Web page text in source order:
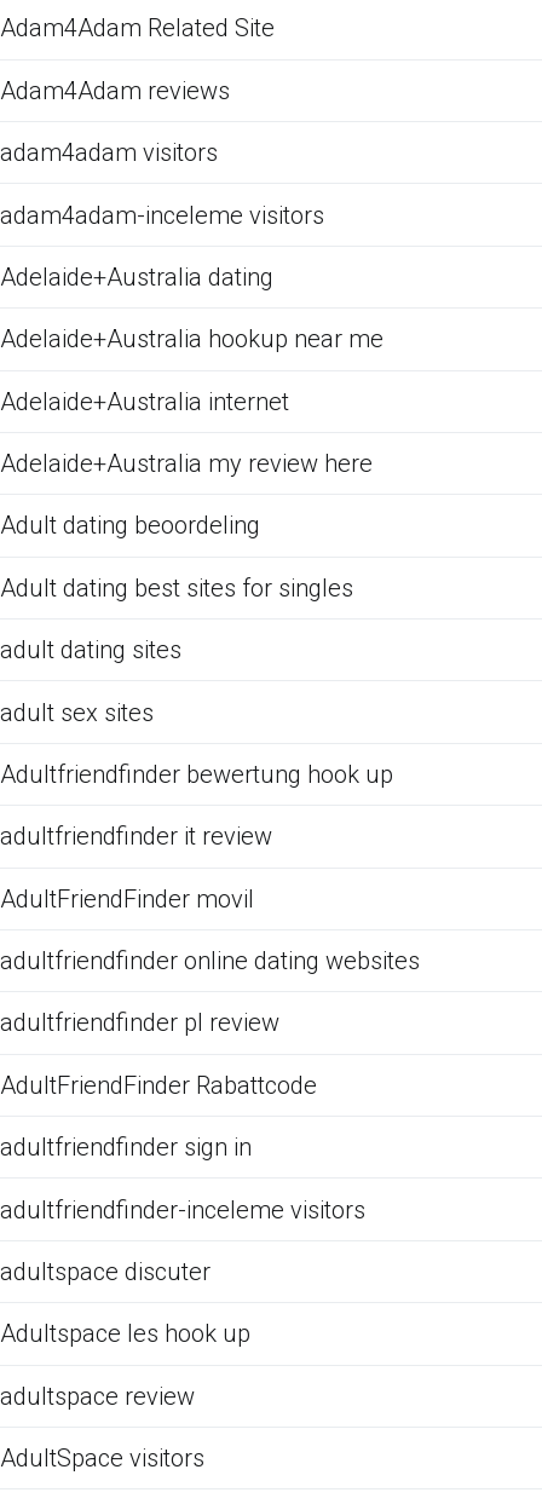
Adam4Adam Related Site
Adam4Adam reviews
adam4adam visitors
adam4adam-inceleme visitors
Adelaide+Australia dating
Adelaide+Australia hookup near me
Adelaide+Australia internet
Adelaide+Australia my review here
Adult dating beoordeling
Adult dating best sites for singles
adult dating sites
adult sex sites
Adultfriendfinder bewertung hook up
adultfriendfinder it review
AdultFriendFinder movil
adultfriendfinder online dating websites
adultfriendfinder pl review
AdultFriendFinder Rabattcode
adultfriendfinder sign in
adultfriendfinder-inceleme visitors
adultspace discuter
Adultspace les hook up
adultspace review
AdultSpace visitors